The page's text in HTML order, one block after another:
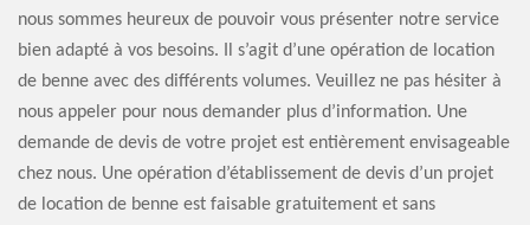
nous sommes heureux de pouvoir vous présenter notre service
bien adapté à vos besoins. Il s’agit d’une opération de location
de benne avec des différents volumes. Veuillez ne pas hésiter à
nous appeler pour nous demander plus d’information. Une
demande de devis de votre projet est entièrement envisageable
chez nous. Une opération d’établissement de devis d’un projet
de location de benne est faisable gratuitement et sans